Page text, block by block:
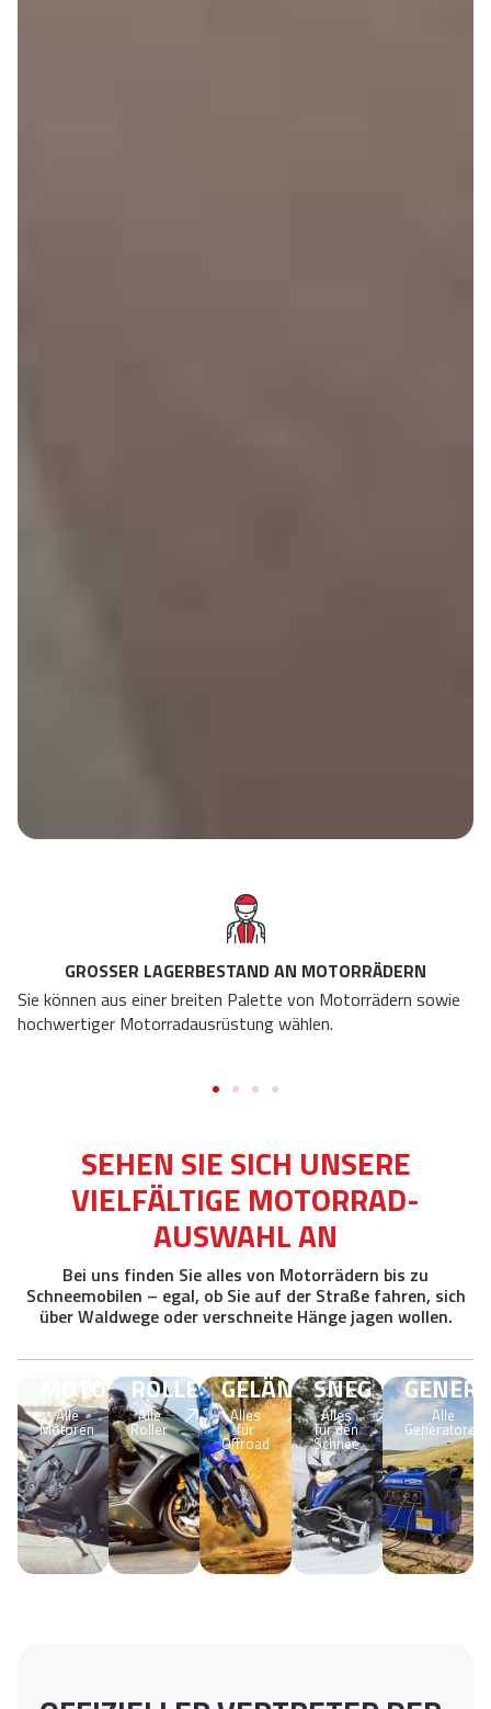
GROSSER LAGERBESTAND AN MOTORRÄDERN
Sie können aus einer breiten Palette von Motorrädern sowie
hochwertiger Motorradausrüstung wählen.
SEHEN SIE SICH UNSERE
VIELFÄLTIGE MOTORRAD-
AUSWAHL AN
Bei uns finden Sie alles von Motorrädern bis zu
Schneemobilen – egal, ob Sie auf der Straße fahren, sich
über Waldwege oder verschneite Hänge jagen wollen.
MOTOREN
Alle
Motoren
ROLLER
Alle
Roller
GELÄNDEWAGEN
Alles
für
Offroad
SNEG
Alles
für den
Schnee
Alle
Generatoren